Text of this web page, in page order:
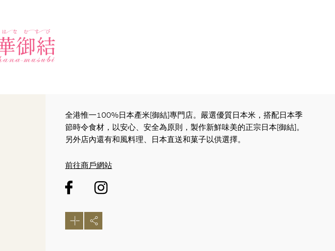
全港惟一100%日本產米[御結]專門店。嚴選優質日本米，搭配日本季
節時令食材，以安心、安全為原則，製作新鮮味美的正宗日本[御結]。
另外店內還有和風料理、日本直送和菓子以供選擇。
前往商戶網站